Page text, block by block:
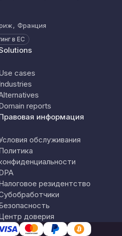
Франция
в ЕС
cases
reports
информация
обслуживания
резидентство
доверия